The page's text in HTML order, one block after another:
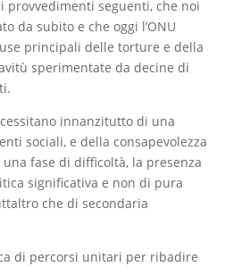
provvedimenti seguenti, che noi
da subito e che oggi l’ONU
principali delle torture e della
sperimentate da decine di
innanzitutto di una
sociali, e della consapevolezza
fase di difficoltà, la presenza
significativa e non di pura
che di secondaria
di percorsi unitari per ribadire